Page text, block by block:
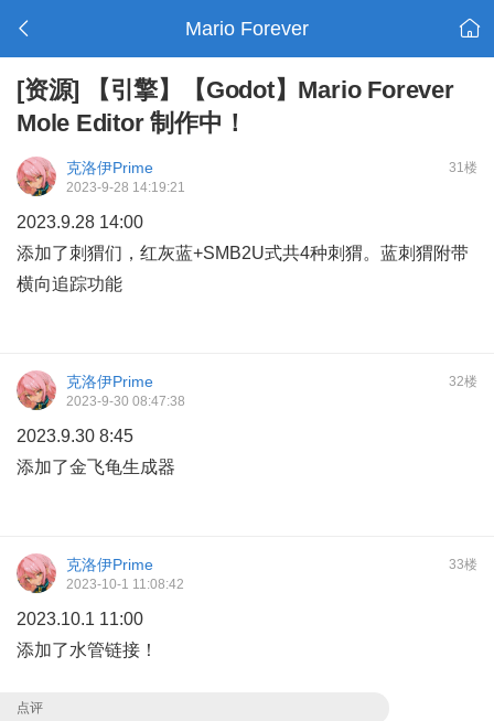
Mario Forever
[资源] 【引擎】【Godot】Mario Forever
Mole Editor 制作中！
31楼
克洛伊Prime
2023-9-28 14:19:21
2023.9.28 14:00
添加了刺猬们，红灰蓝+SMB2U式共4种刺猬。蓝刺猬附带
横向追踪功能
32楼
克洛伊Prime
2023-9-30 08:47:38
2023.9.30 8:45
添加了金飞龟生成器
33楼
克洛伊Prime
2023-10-1 11:08:42
2023.10.1 11:00
添加了水管链接！
点评